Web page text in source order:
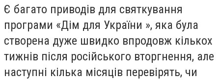
Є багато приводів для святкування
програми «Дім для України », яка була
створена дуже швидко впродовж кількох
тижнів після російського вторгнення, але
наступні кілька місяців перевірять, чи